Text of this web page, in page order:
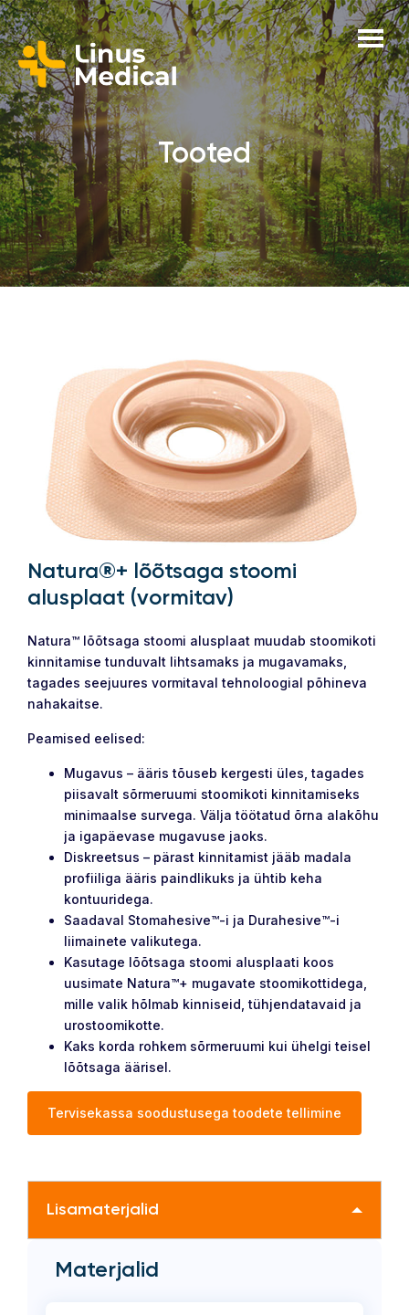
Tooted
Natura®+ lõõtsaga stoomi
alusplaat (vormitav)
Natura™ lõõtsaga stoomi alusplaat muudab stoomikoti
kinnitamise tunduvalt lihtsamaks ja mugavamaks,
tagades seejuures vormitaval tehnoloogial põhineva
nahakaitse.
Peamised eelised:
Mugavus – ääris tõuseb kergesti üles, tagades
piisavalt sõrmeruumi stoomikoti kinnitamiseks
minimaalse survega. Välja töötatud õrna alakõhu
ja igapäevase mugavuse jaoks.
Diskreetsus – pärast kinnitamist jääb madala
profiiliga ääris paindlikuks ja ühtib keha
kontuuridega.
Saadaval Stomahesive™-i ja Durahesive™-i
liimainete valikutega.
Kasutage lõõtsaga stoomi alusplaati koos
uusimate Natura™+ mugavate stoomikottidega,
mille valik hõlmab kinniseid, tühjendatavaid ja
urostoomikotte.
Kaks korda rohkem sõrmeruumi kui ühelgi teisel
lõõtsaga äärisel.
Tervisekassa soodustusega toodete tellimine
Lisamaterjalid
Materjalid